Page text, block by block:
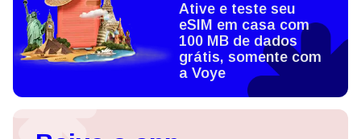
Ative e teste seu
eSIM em casa com
100 MB de dados
grátis, somente com
a Voye